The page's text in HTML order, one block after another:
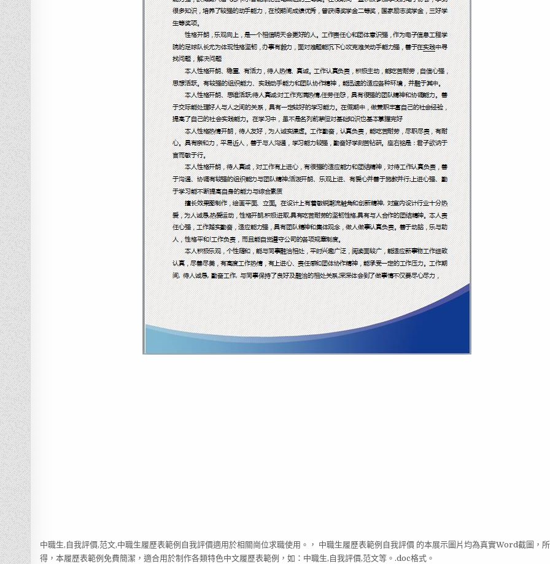
中職生,自我評價,范文,中職生履歷表範例自我評價適用於相關崗位求職使用。， 中職生履歷表範例自我評價 的本展示圖片均為真實Word截圖，
得，本履歷表範例免費簡潔，適合用於制作各類特色中文履歷表範例，如：中職生,自我評價,范文等。.doc格式。